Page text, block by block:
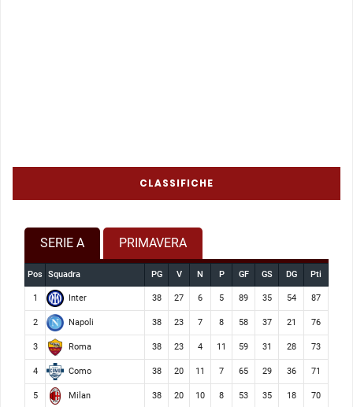
CLASSIFICHE
SERIE A PRIMAVERA
Pos Squadra PG V N P GF GS DG Pti
1 Inter 38 27 6 5 89 35 54 87
2 Napoli 38 23 7 8 58 37 21 76
3 Roma 38 23 4 11 59 31 28 73
4 Como 38 20 11 7 65 29 36 71
5 Milan 38 20 10 8 53 35 18 70